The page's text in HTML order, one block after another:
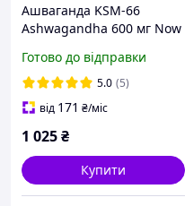
Ашваганда KSM-66
Ashwagandha 600 мг Now
Готово до відправки
5.0 (5)
від 171 ₴/міс
1 025₴
Купити